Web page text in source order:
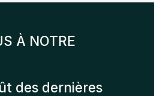
À NOTRE
des dernières